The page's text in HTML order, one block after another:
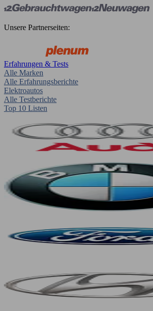
Unsere Partnerseiten:
Erfahrungen & Tests
Alle Marken
Alle Erfahrungsberichte
Elektroautos
Alle Testberichte
Top 10 Listen